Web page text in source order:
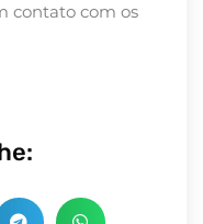
contato com os